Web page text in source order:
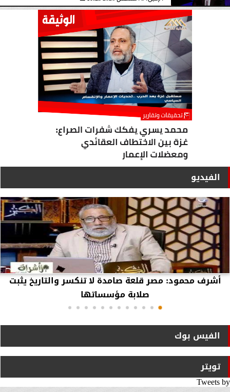
الفيديو
أشرف محمود: مصر قلعة صامدة لا تنكسر والتاريخ يثبت
صلابة مؤسساتها
الفيس بوك
تويتر
Tweets by